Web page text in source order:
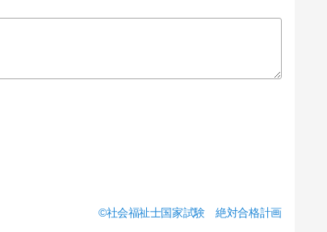
社会福祉士国家試験 絶対合格計画